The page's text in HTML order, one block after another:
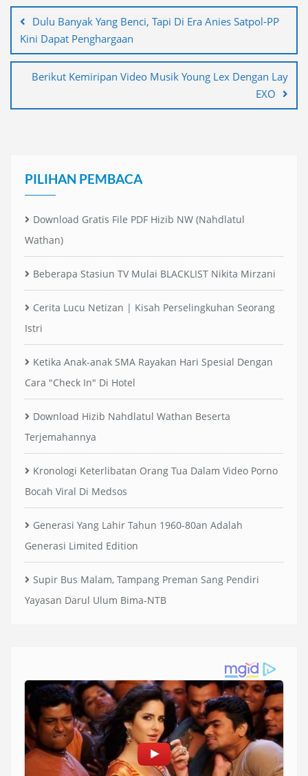
posDulu Banyak Yang Benci, Tapi Di Era Anies Satpol-PP
Kini Dapat Penghargaan
Berikut Kemiripan Video Musik Young Lex Dengan Lay
EXO
PILIHAN PEMBACA
Download Gratis File PDF Hizib NW (Nahdlatul
Wathan)
Beberapa Stasiun TV Mulai BLACKLIST Nikita Mirzani
Cerita Lucu Netizan | Kisah Perselingkuhan Seorang
Istri
Ketika Anak-anak SMA Rayakan Hari Spesial Dengan
Cara "Check In" Di Hotel
Download Hizib Nahdlatul Wathan Beserta
Terjemahannya
Kronologi Keterlibatan Orang Tua Dalam Video Porno
Bocah Viral Di Medsos
Generasi Yang Lahir Tahun 1960-80an Adalah
Generasi Limited Edition
Supir Bus Malam, Tampang Preman Sang Pendiri
Yayasan Darul Ulum Bima-NTB